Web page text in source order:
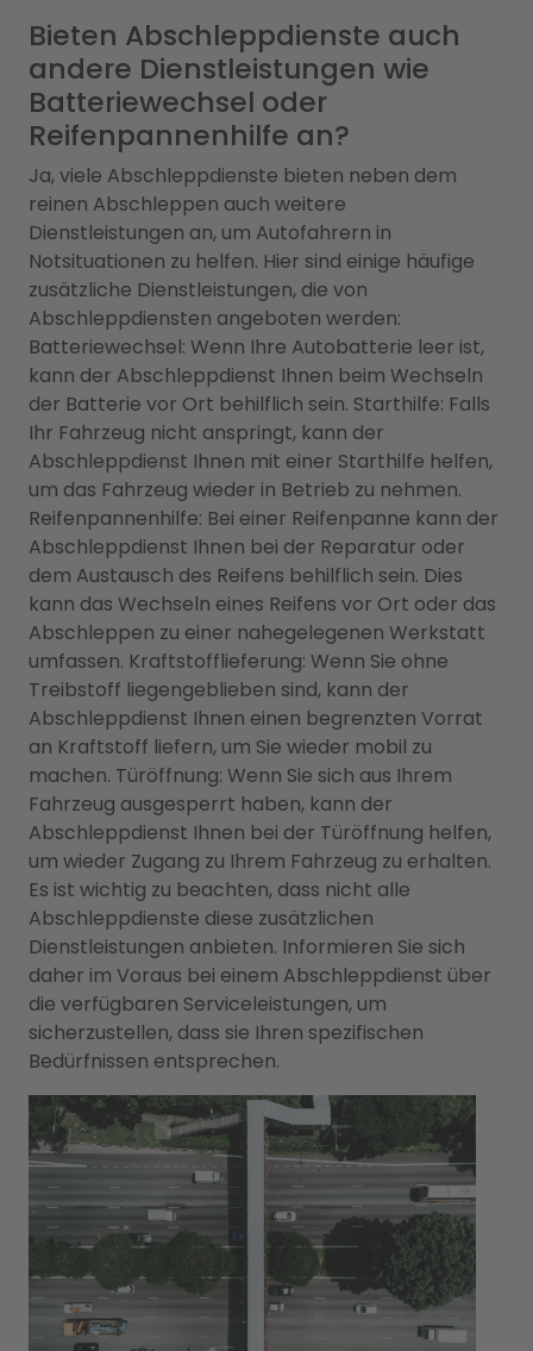
Bieten Abschleppdienste auch
andere Dienstleistungen wie
Batteriewechsel oder
Reifenpannenhilfe an?
Ja, viele Abschleppdienste bieten neben dem
reinen Abschleppen auch weitere
Dienstleistungen an, um Autofahrern in
Notsituationen zu helfen. Hier sind einige häufige
zusätzliche Dienstleistungen, die von
Abschleppdiensten angeboten werden:
Batteriewechsel: Wenn Ihre Autobatterie leer ist,
kann der Abschleppdienst Ihnen beim Wechseln
der Batterie vor Ort behilflich sein. Starthilfe: Falls
Ihr Fahrzeug nicht anspringt, kann der
Abschleppdienst Ihnen mit einer Starthilfe helfen,
um das Fahrzeug wieder in Betrieb zu nehmen.
Reifenpannenhilfe: Bei einer Reifenpanne kann der
Abschleppdienst Ihnen bei der Reparatur oder
dem Austausch des Reifens behilflich sein. Dies
kann das Wechseln eines Reifens vor Ort oder das
Abschleppen zu einer nahegelegenen Werkstatt
umfassen. Kraftstofflieferung: Wenn Sie ohne
Treibstoff liegengeblieben sind, kann der
Abschleppdienst Ihnen einen begrenzten Vorrat
an Kraftstoff liefern, um Sie wieder mobil zu
machen. Türöffnung: Wenn Sie sich aus Ihrem
Fahrzeug ausgesperrt haben, kann der
Abschleppdienst Ihnen bei der Türöffnung helfen,
um wieder Zugang zu Ihrem Fahrzeug zu erhalten.
Es ist wichtig zu beachten, dass nicht alle
Abschleppdienste diese zusätzlichen
Dienstleistungen anbieten. Informieren Sie sich
daher im Voraus bei einem Abschleppdienst über
die verfügbaren Serviceleistungen, um
sicherzustellen, dass sie Ihren spezifischen
Bedürfnissen entsprechen.